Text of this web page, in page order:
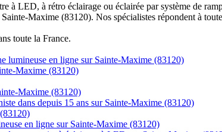
à LED, à rétro éclairage ou éclairée par système de
Maxime (83120). Nos spécialistes répondent à
toute la France.
lumineuse en ligne sur Sainte-Maxime (83120)
Maxime (83120)
Maxime (83120)
dans depuis 15 ans sur Sainte-Maxime (83120)
en ligne sur Sainte-Maxime (83120)